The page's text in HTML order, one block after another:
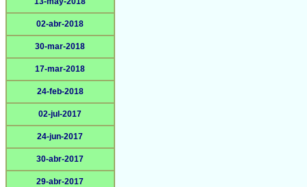
02-abr-2018
30-mar-2018
17-mar-2018
24-feb-2018
02-jul-2017
24-jun-2017
30-abr-2017
29-abr-2017